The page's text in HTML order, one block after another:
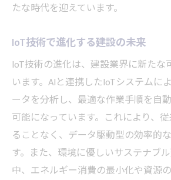
たな時代を迎えています。
IoT技術で進化する建設の未来
IoT技術の進化は、建設業界に新たな
います。AIと連携したIoTシステムに
ータを分析し、最適な作業手順を自
可能になっています。これにより、
ることなく、データ駆動型の効率的
す。また、環境に優しいサステナブ
中、エネルギー消費の最小化や資源